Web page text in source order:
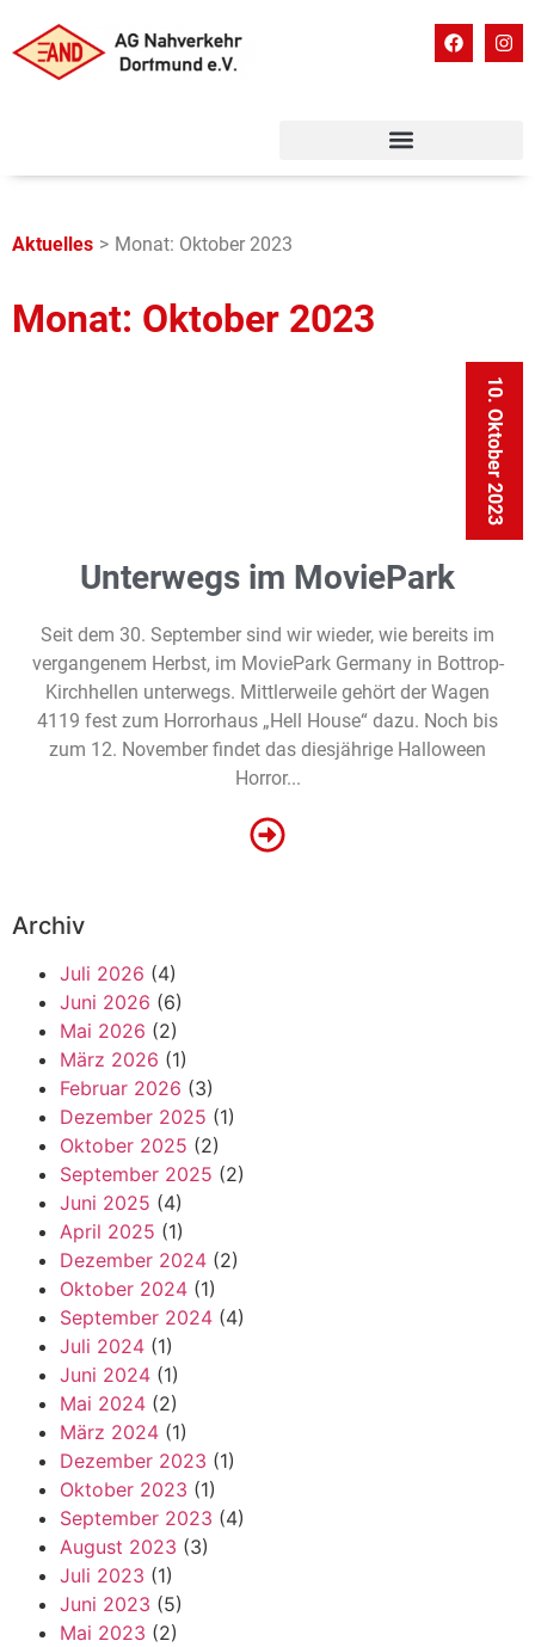
Aktuelles > Monat: Oktober 2023
Monat: Oktober 2023
10. Oktober 2023
Unterwegs im MoviePark
Seit dem 30. September sind wir wieder, wie bereits im
vergangenem Herbst, im MoviePark Germany in Bottrop-
Kirchhellen unterwegs. Mittlerweile gehört der Wagen
4119 fest zum Horrorhaus „Hell House“ dazu. Noch bis
zum 12. November findet das diesjährige Halloween
Horror...
Archiv
Juli 2026 (4)
Juni 2026 (6)
Mai 2026 (2)
März 2026 (1)
Februar 2026 (3)
Dezember 2025 (1)
Oktober 2025 (2)
September 2025 (2)
Juni 2025 (4)
April 2025 (1)
Dezember 2024 (2)
Oktober 2024 (1)
September 2024 (4)
Juli 2024 (1)
Juni 2024 (1)
Mai 2024 (2)
März 2024 (1)
Dezember 2023 (1)
Oktober 2023 (1)
September 2023 (4)
August 2023 (3)
Juli 2023 (1)
Juni 2023 (5)
Mai 2023 (2)